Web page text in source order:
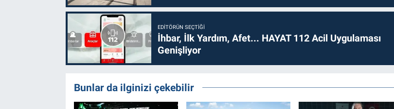
EDITÖRÜN SEÇTIĞI
İhbar, İlk Yardım, Afet... HAYAT 112 Acil Uygulaması
Genişliyor
Bunlar da ilginizi çekebilir